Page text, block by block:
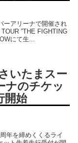
ーアリーナで開催され
”THE FIGHTING
にて生...
いたまスー
ナのチケッ
開始
年を締めくくるライ